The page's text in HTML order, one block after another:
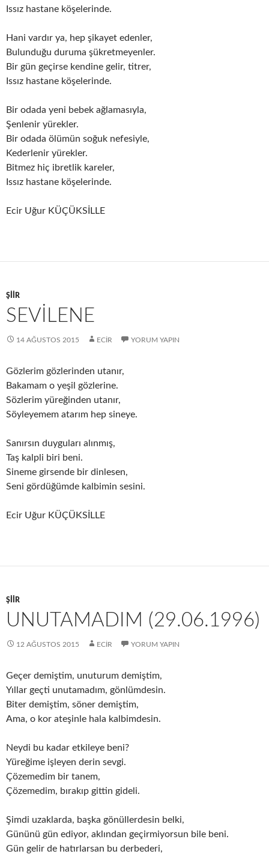
Issız hastane köşelerinde.
Hani vardır ya, hep şikayet edenler,
Bulunduğu duruma şükretmeyenler.
Bir gün geçirse kendine gelir, titrer,
Issız hastane köşelerinde.
Bir odada yeni bebek ağlamasıyla,
Şenlenir yürekler.
Bir odada ölümün soğuk nefesiyle,
Kederlenir yürekler.
Bitmez hiç ibretlik kareler,
Issız hastane köşelerinde.
Ecir Uğur KÜÇÜKSİLLE
ŞIIR
SEVİLENE
14 AĞUSTOS 2015 ECIR YORUM YAPIN
Gözlerim gözlerinden utanır,
Bakamam o yeşil gözlerine.
Sözlerim yüreğinden utanır,
Söyleyemem atarım hep sineye.
Sanırsın duyguları alınmış,
Taş kalpli biri beni.
Sineme girsende bir dinlesen,
Seni gördüğümde kalbimin sesini.
Ecir Uğur KÜÇÜKSİLLE
ŞIIR
UNUTAMADIM (29.06.1996)
12 AĞUSTOS 2015 ECIR YORUM YAPIN
Geçer demiştim, unuturum demiştim,
Yıllar geçti unutamadım, gönlümdesin.
Biter demiştim, söner demiştim,
Ama, o kor ateşinle hala kalbimdesin.
Neydi bu kadar etkileye beni?
Yüreğime işleyen derin sevgi.
Çözemedim bir tanem,
Çözemedim, bırakıp gittin gideli.
Şimdi uzaklarda, başka gönüllerdesin belki,
Gününü gün ediyor, aklından geçirmiyorsun bile beni.
Gün gelir de hatırlarsan bu derbederi,